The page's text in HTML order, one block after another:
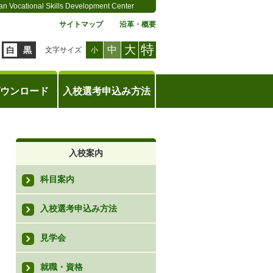
Vocational Skills Development Center
ンロード 入校選考申込み方法
白 黒 文字サイズ 小 中 大 特
サイトマップ 沿革・概要
入校案内
科目案内
入校選考申込み方法
見学会
就職・資格